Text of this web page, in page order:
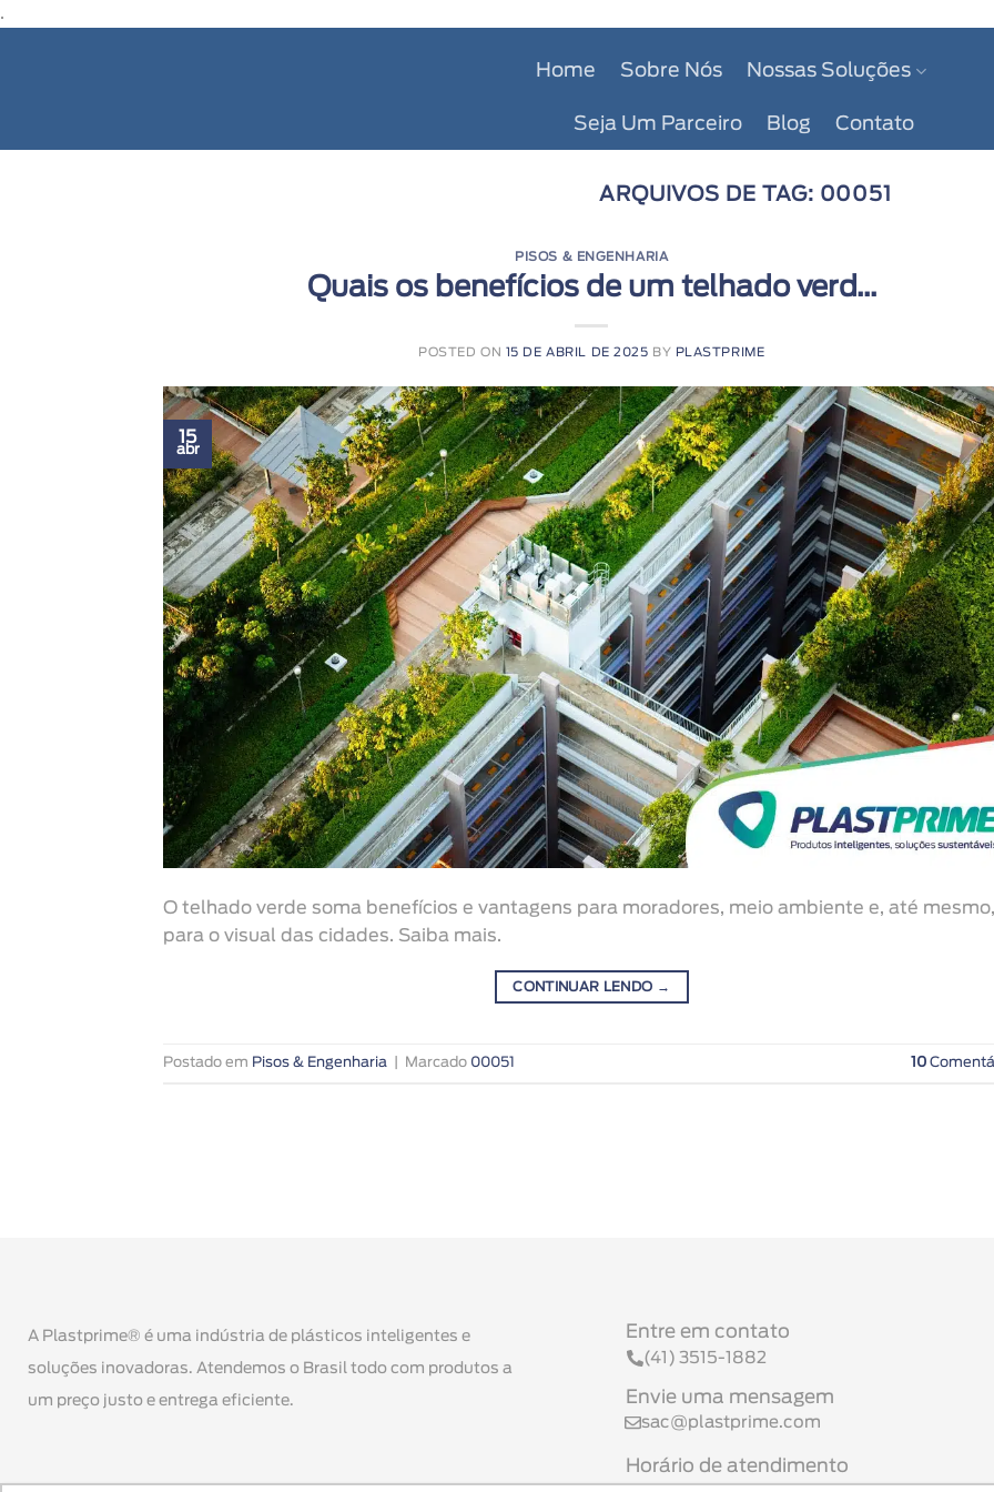
.
Home Sobre Nós Nossas Soluções
Seja Um Parceiro Blog Contato
ARQUIVOS DE TAG: 00051
PISOS & ENGENHARIA
Quais os benefícios de um telhado verd...
POSTED ON 15 DE ABRIL DE 2025 BY PLASTPRIME
15
abr
O telhado verde soma benefícios e vantagens para moradores, meio ambiente e, até mesmo,
para o visual das cidades. Saiba mais.
CONTINUAR LENDO →
Postado em Pisos & Engenharia Marcado 00051 10
A Plastprime® é uma indústria de plásticos inteligentes e
soluções inovadoras. Atendemos o Brasil todo com produtos a
um preço justo e entrega eficiente.
Entre em contato
(41) 3515-1882
Envie uma mensagem
sac@plastprime.com
Horário de atendimento